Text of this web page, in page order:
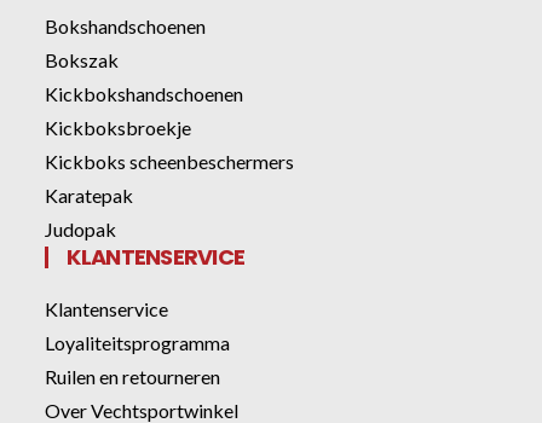
Bokshandschoenen
Bokszak
Kickbokshandschoenen
Kickboksbroekje
Kickboks scheenbeschermers
Karatepak
Judopak
KLANTENSERVICE
Klantenservice
Loyaliteitsprogramma
Ruilen en retourneren
Over Vechtsportwinkel